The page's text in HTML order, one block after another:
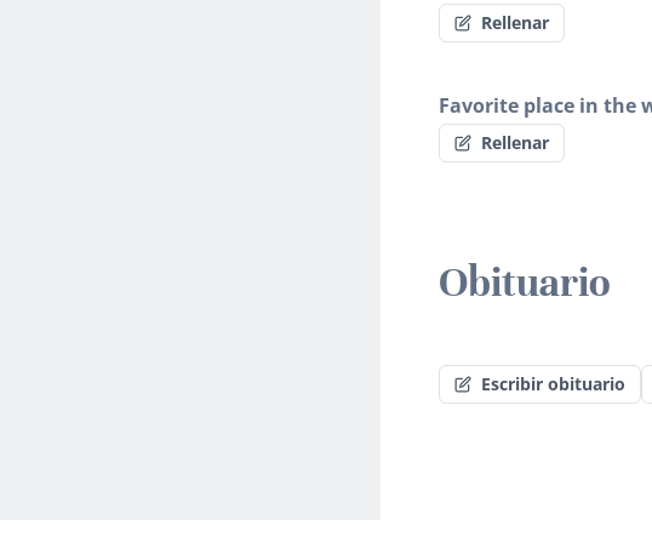
Rellenar
Favorite place in the
Rellenar
Obituario
Escribir obituario